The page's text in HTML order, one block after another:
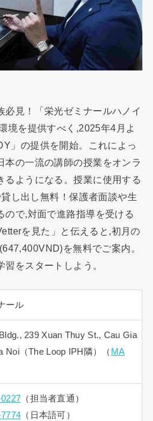
必見！「栄光ゼミナールハノイ
境を提供すべく,2025年4月よ
」の提供を開始。これによっ
本の一流の講師の授業をオンラ
るようになる。授業に使用する
し出し無料！保護者面談や生
ので,対面で進路指導を受ける
を見た」と伝えると,初月の
を無料でご案内。
をスタートしよう。
ール
239 Xuan Thuy St., Cau Gia
Noi（The Loop IPH隣）（ MA
（担当者直通）
（日本語可）